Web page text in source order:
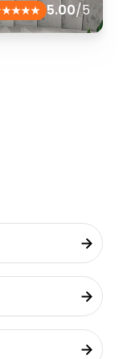
5.00/5